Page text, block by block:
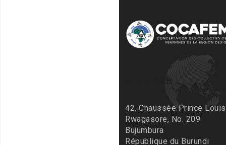
42, Chaussée Prince Louis
Rwagasore, No. 209
Bujumbura
République du Burundi